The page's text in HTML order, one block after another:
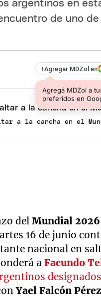
argentinos en
de uno
+Agregar MDZol en
Agregá MDZol a
preferidos en
a la cancha en el
delMundial
16 de junio
nacional en
aFacundo
Yael Falcón Pérez